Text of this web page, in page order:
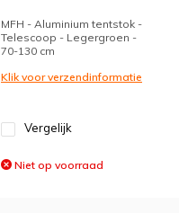
MFH - Aluminium tentstok -
Telescoop - Legergroen -
70-130 cm
Klik voor verzendinformatie
Vergelijk
Niet op voorraad